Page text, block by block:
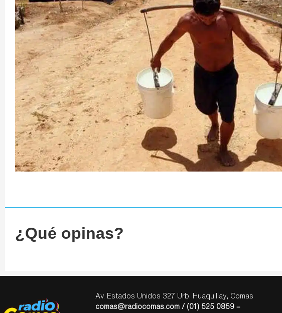
¿Qué opinas?
Av. Estados Unidos 327 Urb. Huaquillay, Comas
comas@radiocomas.com / (01) 525 0859 –